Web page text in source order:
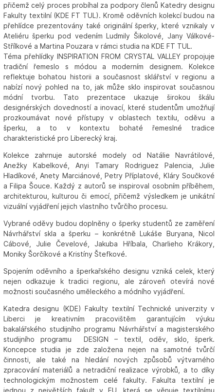
přičemž celý proces probíhal za podpory členů Katedry designu
Fakulty textilní (KDE FT TUL). Kromě oděvních kolekcí budou na
přehlídce prezentovány také originální šperky, které vznikaly v
Ateliéru šperku pod vedením Ludmily Šikolové, Jany Válkové-
Střílkové a Martina Pouzara v rámci studia na KDE FT TUL.
Téma přehlídky INSPIRATION FROM CRYSTAL VALLEY propojuje
tradiční řemeslo s módou a moderním designem. Kolekce
reflektuje bohatou historii a současnost sklářství v regionu a
nabízí nový pohled na to, jak může sklo inspirovat současnou
módní tvorbu. Tato prezentace ukazuje širokou škálu
designérských dovedností a inovací, které studentům umožňují
prozkoumávat nové přístupy v oblastech textilu, oděvu a
šperku, a to v kontextu bohaté řemeslné tradice
charakteristické pro Liberecký kraj.
Kolekce zahrnuje autorské modely od Natálie Navrátilové,
Anežky Kabelkové, Anyi Tamary Rodriguez Palencia, Julie
Hladíkové, Anety Marciánové, Petry Příplatové, Kláry Součkové
a Filipa Šouce. Každý z autorů se inspiroval osobním příběhem,
architekturou, kulturou či emocí, přičemž výsledkem je unikátní
vizuální vyjádření jejich vlastního tvůrčího procesu.
Vybrané oděvy budou doplněny o šperky studentů ze zaměření
Návrhářství skla a šperku – konkrétně Lukáše Buryana, Nicol
Cábové, Julie Čevelové, Jakuba Hříbala, Charlieho Krákory,
Moniky Šorčíkové a Kristíny Štefkové.
Spojením oděvního a šperkařského designu vzniká celek, který
nejen odkazuje k tradici regionu, ale zároveň otevírá nové
možnosti současného uměleckého a módního vyjádření.
Katedra designu (KDE) Fakulty textilní Technické univerzity v
Liberci je kreativním pracovištěm garantujícím výuku
bakalářského studijního programu Návrhářství a magisterského
studijního programu DESIGN – textil, oděv, sklo, šperk.
Koncepce studia je zde založena nejen na samotné tvůrčí
činnosti, ale také na hledání nových způsobů výtvarného
zpracování materiálů a netradiční realizace výrobků, a to díky
technologickým možnostem celé fakulty. Fakulta textilní je
jednou z největších fakult v EU, která se věnuje textilnímu